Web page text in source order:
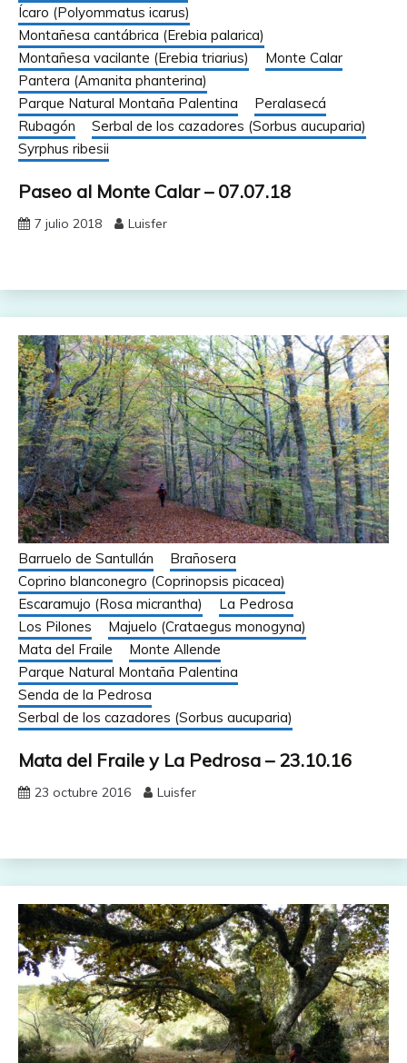
Ícaro (Polyommatus icarus)
Montañesa cantábrica (Erebia palarica)
Montañesa vacilante (Erebia triarius)
Monte Calar
Pantera (Amanita phanterina)
Parque Natural Montaña Palentina
Peralasecá
Rubagón
Serbal de los cazadores (Sorbus aucuparia)
Syrphus ribesii
Paseo al Monte Calar – 07.07.18
7 julio 2018 Luisfer
Barruelo de Santullán
Brañosera
Coprino blanconegro (Coprinopsis picacea)
Escaramujo (Rosa micrantha)
La Pedrosa
Los Pilones
Majuelo (Crataegus monogyna)
Mata del Fraile
Monte Allende
Parque Natural Montaña Palentina
Senda de la Pedrosa
Serbal de los cazadores (Sorbus aucuparia)
Mata del Fraile y La Pedrosa – 23.10.16
23 octubre 2016 Luisfer